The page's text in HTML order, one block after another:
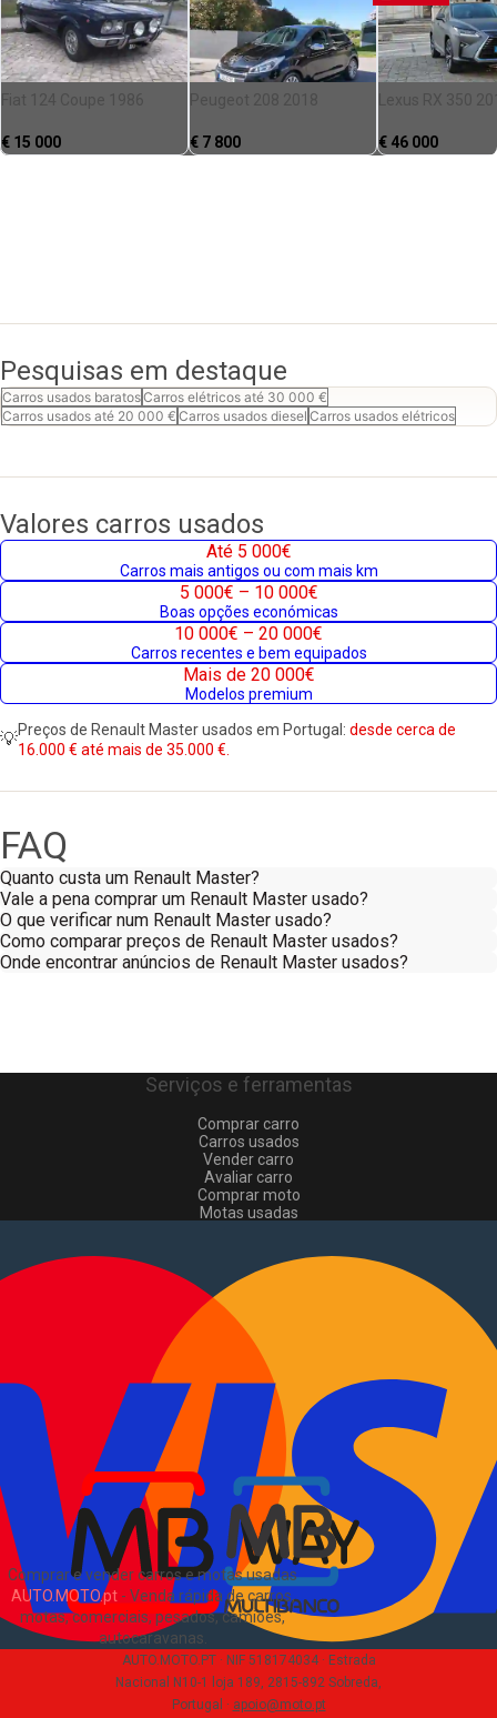
Fiat 124 Coupe 1986
€ 15 000
Peugeot 208 2018
€ 7 800
Lexus RX 350
€ 46 000
Pesquisas em destaque
Carros usados baratosCarros elétricos até 30 000 €
Carros usados até 20 000 € Carros usados diesel Carros usados elétricos
Valores carros usados
Até 5 000€
Carros mais antigos ou com mais km
5 000€ – 10 000€
Boas opções económicas
10 000€ – 20 000€
Carros recentes e bem equipados
Mais de 20 000€
Modelos premium
💡Preços de Renault Master usados em Portugal: desde cerca de
16.000 € até mais de 35.000 €.
FAQ
Quanto custa um Renault Master?
Vale a pena comprar um Renault Master usado?
O que verificar num Renault Master usado?
Como comparar preços de Renault Master usados?
Onde encontrar anúncios de Renault Master usados?
Comprar e vender carros e motas usadas
AUTO.MOTO.pt- Venda rápida de carros,
motas, comerciais, pesados, camiões,
autocaravanas
Serviços e ferramentas
Comprar carro
Carros usados
Vender carro
Avaliar carro
Comprar moto
Motas usadas
Comerciais usados
Vender comerciais
Informações
Como comprar e vender
Pacotes de anúncios
Verificar VIN e matrícula
Sitemap
EN
Sobre Nós
AUTO.MOTO.PT · NIF 518174034 · Estrada
Nacional N10-1 loja 189, 2815-892 Sobreda,
Portugal · apoio@moto.pt